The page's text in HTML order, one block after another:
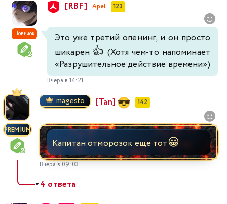
Новичок
[RBF] Apel 123
Это уже третий опенинг, и он просто
шикарен 👍 (Хотя чем-то напоминает
«Разрушительное действие времени»)
Вчера в 14:21
PREMIUM
magesto [Tan] 142
Капитан отморозок еще тот😀
Вчера в 09:03
▼4 ответа